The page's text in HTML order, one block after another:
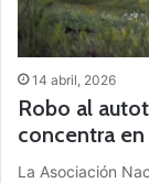
14 abril, 2026
Robo al
concentra
La Asociación